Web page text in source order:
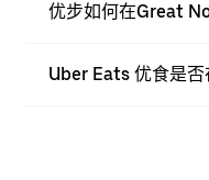
优步如何在Great
Uber Eats 优食是